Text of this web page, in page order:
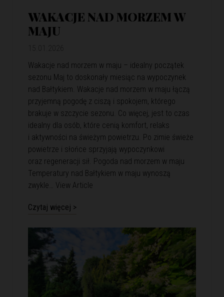
WAKACJE NAD MORZEM W
MAJU
Wakacje nad morzem w maju – idealny początek
sezonu Maj to doskonały miesiąc na wypoczynek
nad Bałtykiem. Wakacje nad morzem w maju łączą
przyjemną pogodę z ciszą i spokojem, którego
brakuje w szczycie sezonu. Co więcej, jest to czas
idealny dla osób, które cenią komfort, relaks
i aktywności na świeżym powietrzu. Po zimie świeże
powietrze i słońce sprzyjają wypoczynkowi
oraz regeneracji sił. Pogoda nad morzem w maju
Temperatury nad Bałtykiem w maju wynoszą
zwykle… View Article
Czytaj więcej >